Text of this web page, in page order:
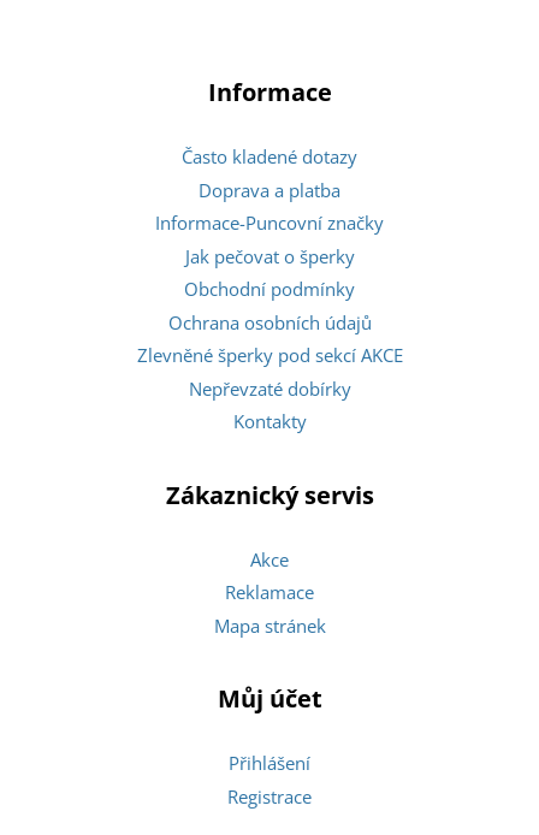
Informace
Často kladené dotazy
Doprava a platba
Informace-Puncovní značky
Jak pečovat o šperky
Obchodní podmínky
Ochrana osobních údajů
Zlevněné šperky pod sekcí AKCE
Nepřevzaté dobírky
Kontakty
Zákaznický servis
Akce
Reklamace
Mapa stránek
Můj účet
Přihlášení
Registrace